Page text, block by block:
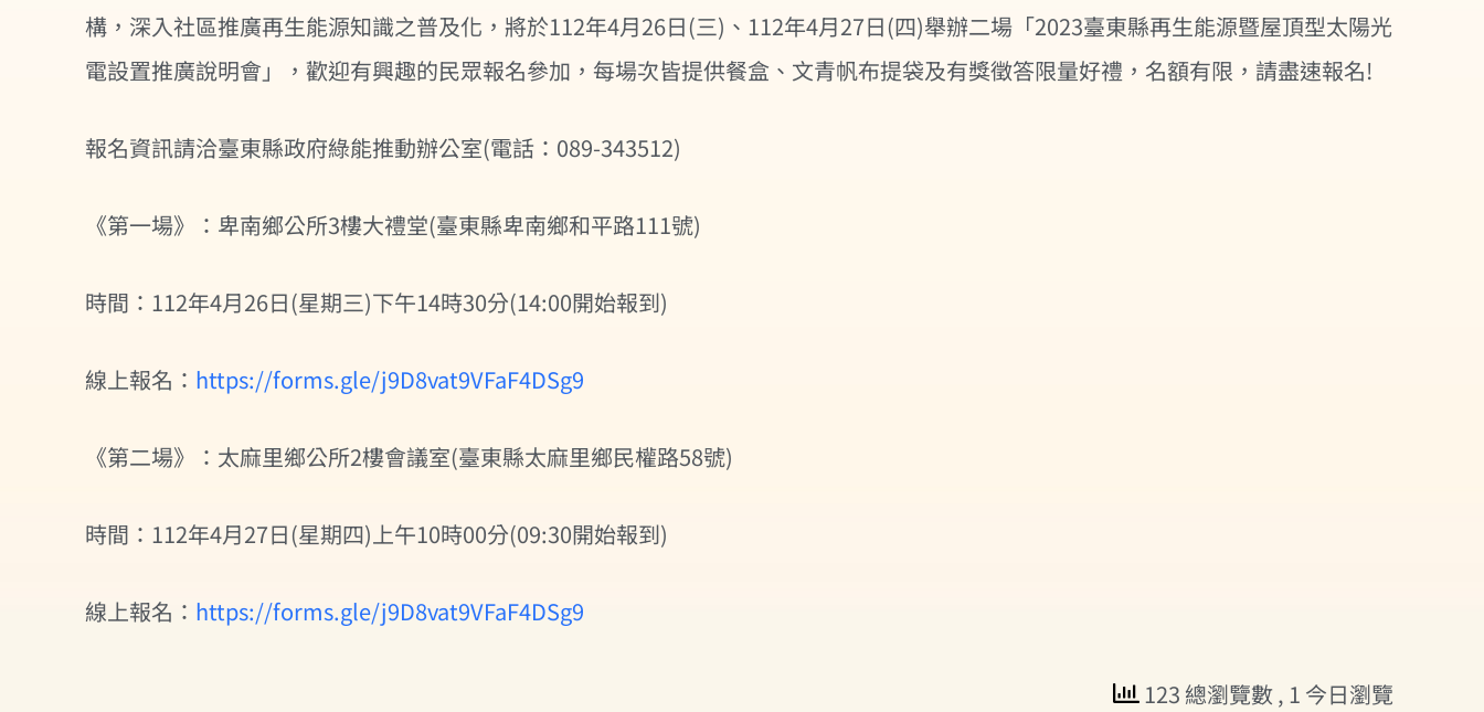
構，深入社區推廣再生能源知識之普及化，將於112年4月26日(三)、112年4月27日(四)舉辦二場「2023臺東縣再生能源暨屋頂型太陽光
電設置推廣說明會」，歡迎有興趣的民眾報名參加，每場次皆提供餐盒、文青帆布提袋及有獎徵答限量好禮，名額有限，請盡速報名!
報名資訊請洽臺東縣政府綠能推動辦公室(電話：089-343512)
《第一場》：卑南鄉公所3樓大禮堂(臺東縣卑南鄉和平路111號)
時間：112年4月26日(星期三)下午14時30分(14:00開始報到)
線上報名： https://forms.gle/j9D8vat9VFaF4DSg9
《第二場》：太麻里鄉公所2樓會議室(臺東縣太麻里鄉民權路58號)
時間：112年4月27日(星期四)上午10時00分(09:30開始報到)
線上報名： https://forms.gle/j9D8vat9VFaF4DSg9
123 總瀏覽數, 1 今日瀏覽